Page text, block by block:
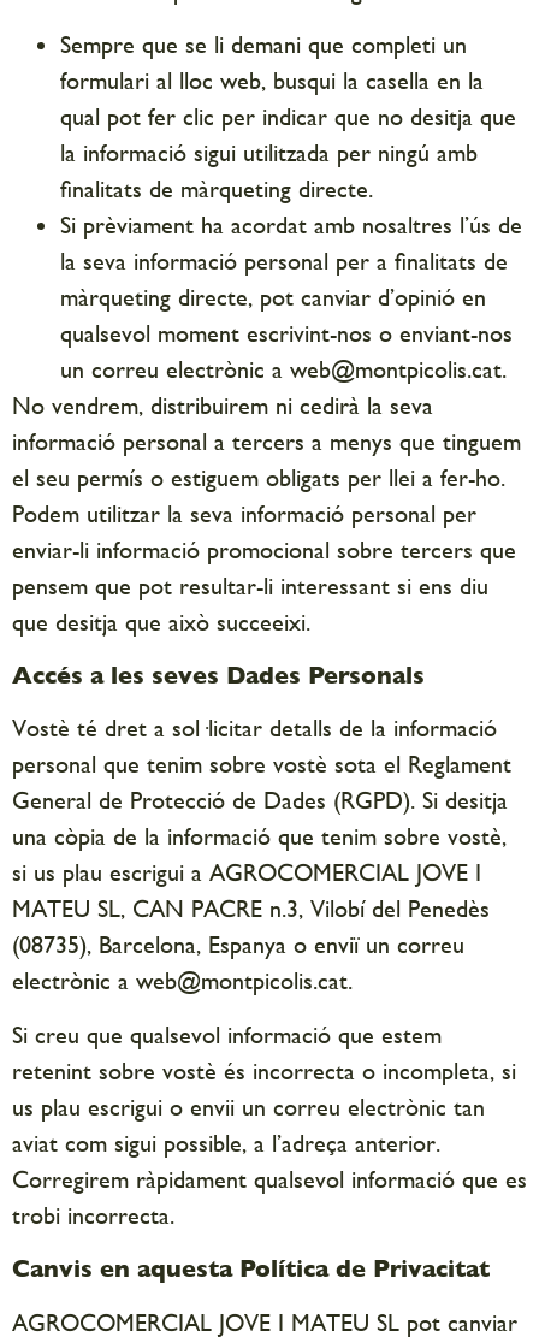
Sempre que se li demani que completi un
formulari al lloc web, busqui la casella en la
qual pot fer clic per indicar que no desitja que
la informació sigui utilitzada per ningú amb
finalitats de màrqueting directe.
Si prèviament ha acordat amb nosaltres l’ús de
la seva informació personal per a finalitats de
màrqueting directe, pot canviar d’opinió en
qualsevol moment escrivint-nos o enviant-nos
un correu electrònic a web@montpicolis.cat.
No vendrem, distribuirem ni cedirà la seva
informació personal a tercers a menys que tinguem
el seu permís o estiguem obligats per llei a fer-ho.
Podem utilitzar la seva informació personal per
enviar-li informació promocional sobre tercers que
pensem que pot resultar-li interessant si ens diu
que desitja que això succeeixi.
Accés a les seves Dades Personals
Vostè té dret a sol·licitar detalls de la informació
personal que tenim sobre vostè sota el Reglament
General de Protecció de Dades (RGPD). Si desitja
una còpia de la informació que tenim sobre vostè,
si us plau escrigui a AGROCOMERCIAL JOVE I
MATEU SL, CAN PACRE n.3, Vilobí del Penedès
(08735), Barcelona, Espanya o enviï un correu
electrònic a web@montpicolis.cat.
Si creu que qualsevol informació que estem
retenint sobre vostè és incorrecta o incompleta, si
us plau escrigui o envii un correu electrònic tan
aviat com sigui possible, a l’adreça anterior.
Corregirem ràpidament qualsevol informació que es
trobi incorrecta.
Canvis en aquesta Política de Privacitat
AGROCOMERCIAL JOVE I MATEU SL pot canviar